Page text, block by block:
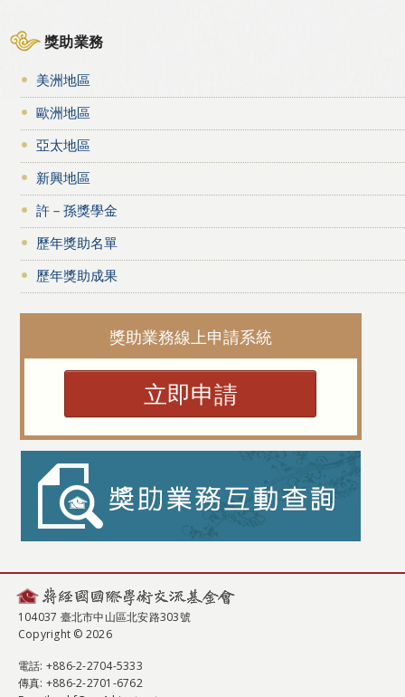
獎助業務
美洲地區
歐洲地區
亞太地區
新興地區
許－孫獎學金
歷年獎助名單
歷年獎助成果
獎助業務線上申請系統
立即申請
104037 臺北市中山區北安路303號
Copyright © 2026
電話: +886-2-2704-5333
傳真: +886-2-2701-6762